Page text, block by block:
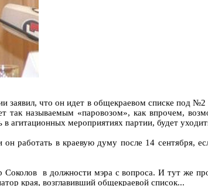
заявил, что он идет в общекраевом списке под
так называемым «паровозом», как впрочем,
агитационных мероприятиях партии, будет
работать в краевую думу после 14 сентября,
Соколов в должности мэра с вопроса. И тут же
края, возглавивший общекраевой список...